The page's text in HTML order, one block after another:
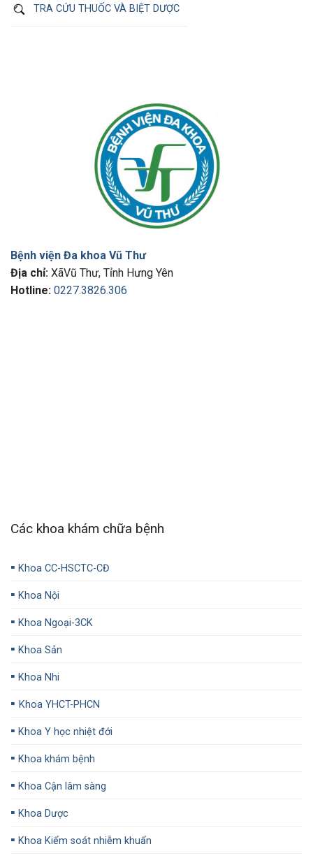
TRA CỨU THUỐC VÀ BIỆT DƯỢC
Bệnh viện Đa khoa Vũ Thư
Địa chỉ: XãVũ Thư, Tỉnh Hưng Yên
Hotline: 0227.3826.306
Các khoa khám chữa bệnh
▪️ Khoa CC-HSCTC-CĐ
▪️ Khoa Nội
▪️ Khoa Ngoại-3CK
▪️ Khoa Sản
▪️ Khoa Nhi
▪️ Khoa YHCT-PHCN
▪️ Khoa Y học nhiệt đới
▪️ Khoa khám bệnh
▪️ Khoa Cận lâm sàng
▪️ Khoa Dược
▪️ Khoa Kiểm soát nhiễm khuẩn